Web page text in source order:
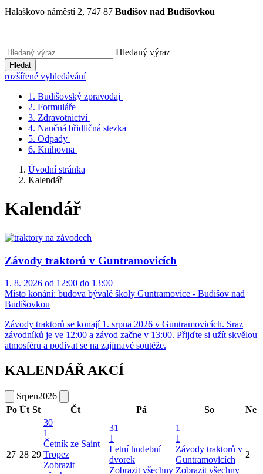
Halaškovo náměstí 2, 747 87 Budišov nad Budišovkou
Hledaný výraz
Hledat
rozšířené vyhledávání
1. Budišovský zpravodaj
2. Formuláře
3. Zdravotnictví
4. Naučná břidličná stezka
5. Odpady
6. Knihovna
Úvodní stránka
Kalendář
Kalendář
Závody traktorů v Guntramovicích
1. 8. 2026 od 12:00 do 13:00
Místo konání: budova bývalé školy Guntramovice - Budišov nad
Budišovkou
Závody traktorů se konají 1. srpna 2026 v Guntramovicích. Sraz
závodníků je ve 12:00 a závod začne v 13:00. Přijďte si užít skvělou
atmosféru a podívat se na zajímavé soutěže.
KALENDÁŘ AKCÍ
Srpen2026
Po Út St Čt Pá So Ne
27 28 29
30
1
Četník ze Saint
Tropez
Zobrazit
31
1
Letní hudební
dvorek
Zobrazit všechny
1
1
Závody traktorů v
Guntramovicích
Zobrazit všechny
2